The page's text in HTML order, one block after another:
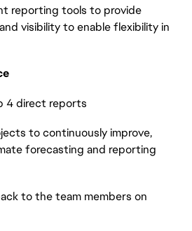
reporting tools to provide
visibility to enable flexibility in
4 direct reports
to continuously improve,
forecasting and reporting
to the team members on